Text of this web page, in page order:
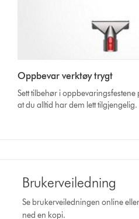
Oppbevar verktøy trygt
Sett tilbehør i
at du alltid har dem lett tilgjengelig.
Brukerveiledning
Se brukerveiledningen online
ned en kopi.